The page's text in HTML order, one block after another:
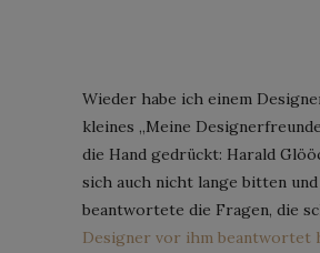
Wieder habe ich einem
kleines „Meine
die Hand gedrückt: Harald
sich auch nicht lange bitten und
beantwortete die Fragen, die
Designer vor ihm beantwortet